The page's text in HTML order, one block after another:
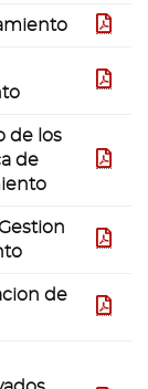
de los
de
de